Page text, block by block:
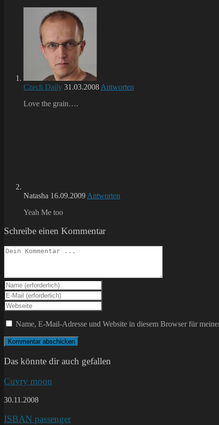
Czech Daily 31.03.2008 Antworten
Love the grain….
Natasha 16.09.2009 Antworten
Yeah Me too
Schreibe einen Kommentar
Kommentieren
Gib
deinen
Namen
oder
Benutzernamen
zum
Kommentieren
ein
Gib
deine
E-
Mail-
Adresse
zum
Kommentieren
Gib
deine
Website-
ein
(optional)
Name, E-Mail-Adresse und Website in diesem Browser für
Das könnte dir auch gefallen
Cuvry moon
30.11.2008
ISBAN passenger